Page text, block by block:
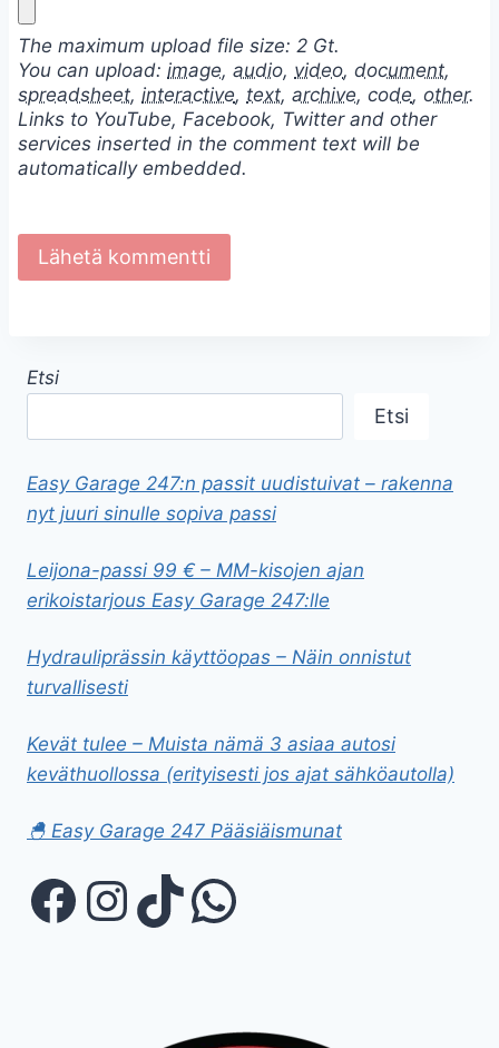
The maximum upload file size: 2 Gt.
You can upload: image, audio, video, document,
spreadsheet, interactive, text, archive, code, other.
Links to YouTube, Facebook, Twitter and other
services inserted in the comment text will be
automatically embedded.
Etsi
Etsi
Easy Garage 247:n passit uudistuivat – rakenna
nyt juuri sinulle sopiva passi
Leijona-passi 99 € – MM-kisojen ajan
erikoistarjous Easy Garage 247:lle
Hydrauliprässin käyttöopas – Näin onnistut
turvallisesti
Kevät tulee – Muista nämä 3 asiaa autosi
keväthuollossa (erityisesti jos ajat sähköautolla)
🐣 Easy Garage 247 Pääsiäismunat
Facebook
Instagram
TikTok
WhatsApp